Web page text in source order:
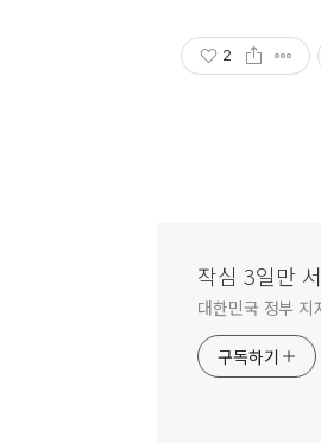
2
작심 3일만
대한민국 정부
구독하기